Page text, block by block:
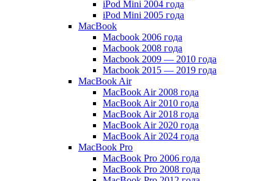
iPod Mini 2004 года
iPod Mini 2005 года
MacBook
Macbook 2006 года
Macbook 2008 года
Macbook 2009 — 2010 года
Macbook 2015 — 2019 года
MacBook Air
MacBook Air 2008 года
MacBook Air 2010 года
MacBook Air 2018 года
MacBook Air 2020 года
MacBook Air 2024 года
MacBook Pro
MacBook Pro 2006 года
MacBook Pro 2008 года